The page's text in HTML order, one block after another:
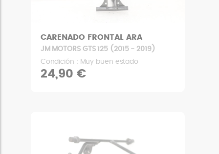
CARENADO FRONTAL ARA
JM MOTORS GTS 125 (2015 - 2019)
Condición : Muy buen estado
24,90 €